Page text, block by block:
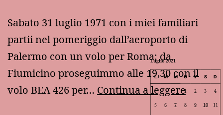
Sabato 31 luglio 1971 con i miei familiari
partii nel pomeriggio dall’aeroporto di
Palermo con un volo per Roma; da
Fiumicino proseguimmo alle 19,30 con il
volo BEA 426 per… Continua a leggere50
anni
Luglio 2021
L M M G V S D
1 2 3 4
5 6 7 8 9 10 11